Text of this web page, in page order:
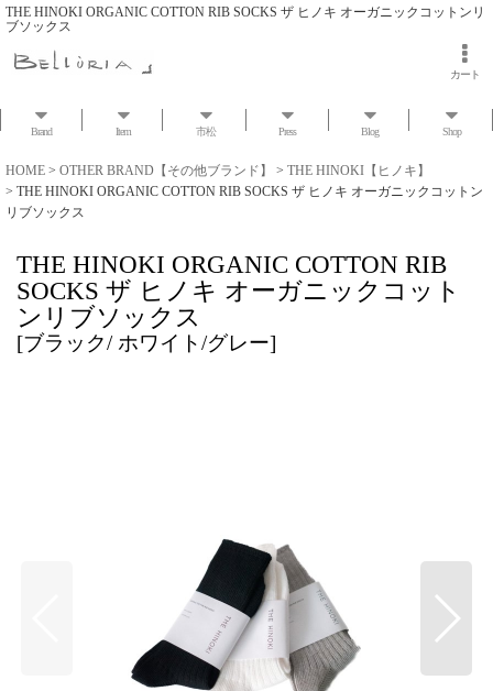
THE HINOKI ORGANIC COTTON RIB SOCKS ザ ヒノキ オーガニックコットンリ
ブソックス
カート
Brand Item 市松 Press Blog Shop
HOME > OTHER BRAND【その他ブランド】 > THE HINOKI【ヒノキ】
> THE HINOKI ORGANIC COTTON RIB SOCKS ザ ヒノキ オーガニックコットン
リブソックス
THE HINOKI ORGANIC COTTON RIB
SOCKS ザ ヒノキ オーガニックコット
ンリブソックス
[ブラック/ ホワイト/グレー]